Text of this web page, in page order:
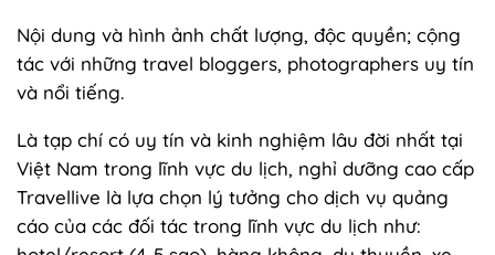
Nội dung và hình ảnh chất lượng, độc quyền; cộng
tác với những travel bloggers, photographers uy tín
và nổi tiếng.
Là tạp chí có uy tín và kinh nghiệm lâu đời nhất tại
Việt Nam trong lĩnh vực du lịch, nghỉ dưỡng cao cấp
Travellive là lựa chọn lý tưởng cho dịch vụ quảng
cáo của các đối tác trong lĩnh vực du lịch như: